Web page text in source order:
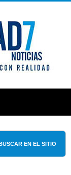
EN EL SITIO